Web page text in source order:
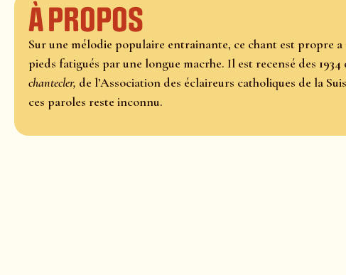
À propos
Sur une mélodie populaire entrainante, ce chant est propre
pieds fatigués par une longue macrhe. Il est recensé des 1934
chantecler, de l’Association des éclaireurs catholiques de la
ces paroles reste inconnu.